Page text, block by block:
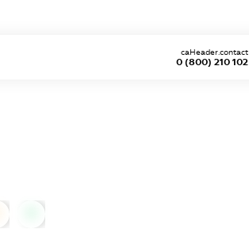
0 (800) 210 102
caHeader.contact